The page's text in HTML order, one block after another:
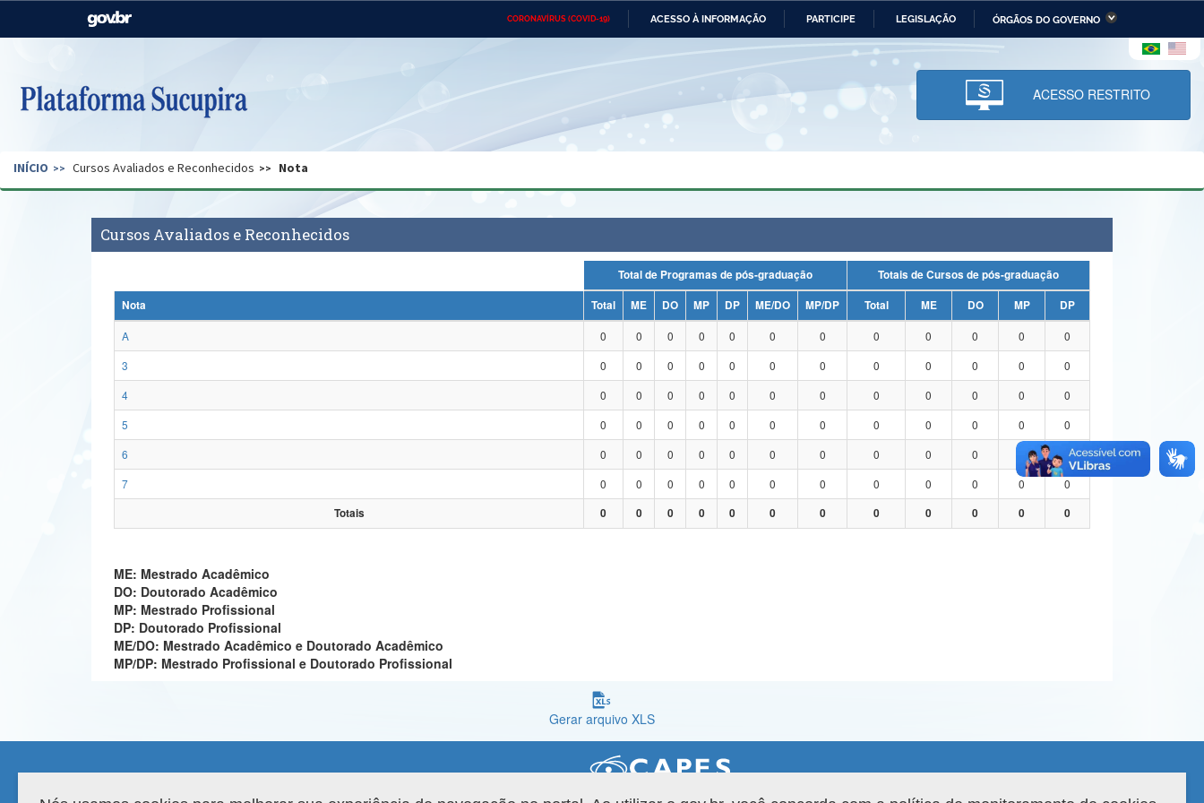
CORONAVÍRUS (COVID-19) ACESSO À INFORMAÇÃO PARTICIPE LEGISLAÇÃO ÓRGÃOS DO GOVERNO
Casa Civil Ministério das Relações Ministério da Economia Ministério da Infraestrutura
Pecuária e Abastecimento
Ministério da Ciência,
Tecnologia, Inovações e
Comunicações
Ministério do Desenvolvimento
Regional e dos Direitos Humanos
Secretaria de Governo Gabinete de Segurança Advocacia-Geral da União Banco Central do Brasil Planalto
ACESSO RESTRITO
INÍCIO Cursos Avaliados e Reconhecidos Nota
Cursos Avaliados e Reconhecidos
Total de Programas de pós-graduação
Totais de Cursos de pós-graduação
Nota
Total ME DO MP DP ME/DO MP/DP Total ME DO MP
DP
A
0 0 0 0 0 0 0 0 0 0 0
0
3
0 0 0 0 0 0 0 0 0 0 0
0
4
0 0 0 0 0 0 0 0 0 0 0
0
5
0 0 0 0 0 0 0 0 0 0 0
0
6
0 0 0 0 0 0 0 0 0 0
0
7
0 0 0 0 0 0 0 0 0 0 0
0
Totais
0 0 0 0 0 0 0 0 0 0 0 0
ME: Mestrado Acadêmico
DO: Doutorado Acadêmico
MP: Mestrado Profissional
DP: Doutorado Profissional
ME/DO: Mestrado Acadêmico e Doutorado Acadêmico
MP/DP: Mestrado Profissional e Doutorado Profissional
Gerar arquivo XLS